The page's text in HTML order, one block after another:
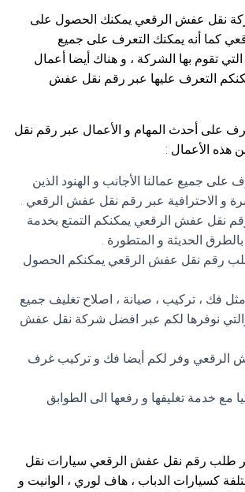
نقل عفش الرقعي يمكنك الحصول على
كما أنه يمكنك التعرف على جميع
تقوم بها الشركة ، و هناك أيضا أعمال
التعرف عليها عبر رقم نقل عفش
على أحدث المهام و الأعمال عبر رقم نقل
هذه الأعمال :
على جميع عمالنا الأجانب و الهنود الذين
و الاحترافية عبر رقم نقل عفش الرقعي .
نقل عفش الرقعي يمكنكم التمتع بخدمة
الحديثة و المتطورة .
رقم نقل عفش الرقعي يمكنكم الحصول
فك ، تركيب ، صيانة ، اصلاح تغليف جميع
والتي نوفرها لكم عبر افضل شركة نقل عفش
الرقعي وفر لكم أيضا فك و تركيب غرف
مع خدمة تغليفها و رفعها الى الطوابق
طلب رقم نقل عفش الرقعي سيارات نقل
كسيارات الدباب ، هاف لوري ، الوانيت و